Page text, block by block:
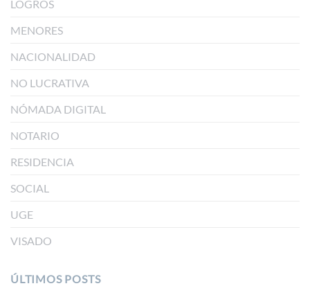
LOGROS
MENORES
NACIONALIDAD
NO LUCRATIVA
NÓMADA DIGITAL
NOTARIO
RESIDENCIA
SOCIAL
UGE
VISADO
ÚLTIMOS POSTS